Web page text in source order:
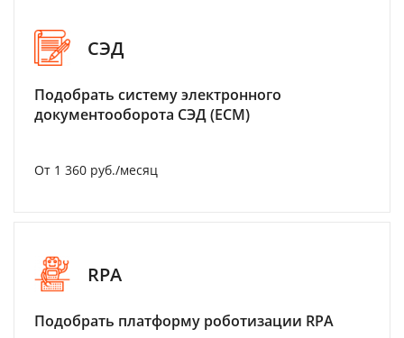
СЭД
Подобрать систему электронного
документооборота СЭД (ECM)
От 1 360 руб./месяц
RPA
Подобрать платформу роботизации RPA